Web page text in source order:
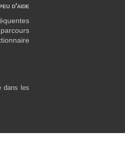
d'aide
dans les